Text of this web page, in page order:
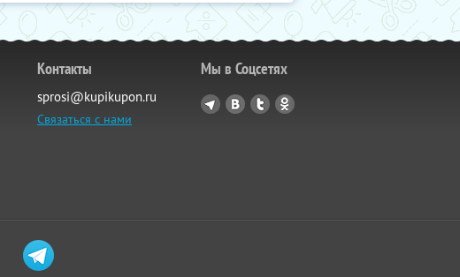
Контакты
sprosi@kupikupon.ru
Связаться с нами
Мы в Соцсетях